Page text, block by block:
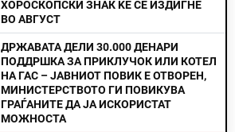
ХОРОСКОПСКИ ЗНАК ЌЕ СЕ ИЗДИГНЕ
ВО АВГУСТ
ДРЖАВАТА ДЕЛИ 30.000 ДЕНАРИ
ПОДДРШКА ЗА ПРИКЛУЧОК ИЛИ КОТЕЛ
НА ГАС – ЈАВНИОТ ПОВИК Е ОТВОРЕН,
МИНИСТЕРСТВОТО ГИ ПОВИКУВА
ГРАЃАНИТЕ ДА ЈА ИСКОРИСТАТ
МОЖНОСТА